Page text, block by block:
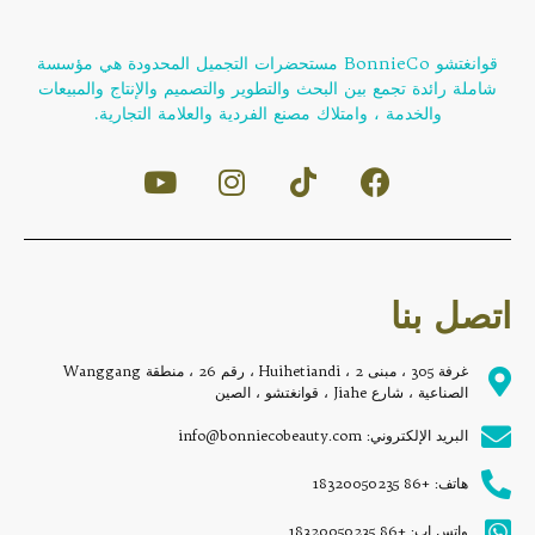
قوانغتشو BonnieCo مستحضرات التجميل المحدودة هي مؤسسة
شاملة رائدة تجمع بين البحث والتطوير والتصميم والإنتاج والمبيعات
والخدمة ، وامتلاك مصنع الفردية والعلامة التجارية.
اتصل بنا
غرفة 305 ، مبنى 2 ، Huihetiandi ، رقم 26 ، منطقة Wanggang
الصناعية ، شارع Jiahe ، قوانغتشو ، الصين
البريد الإلكتروني: info@bonniecobeauty.com
هاتف: +86 18320050235
واتس اب: +86 18320050235